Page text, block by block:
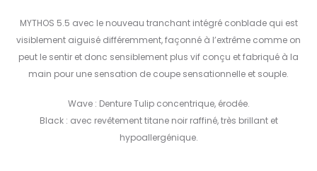
MYTHOS 5.5 avec le nouveau tranchant intégré conblade qui est
visiblement aiguisé différemment, façonné à l’extrême comme on
peut le sentir et donc sensiblement plus vif conçu et fabriqué à la
main pour une sensation de coupe sensationnelle et souple.
Wave : Denture Tulip concentrique, érodée.
Black : avec revêtement titane noir raffiné, très brillant et
hypoallergénique.